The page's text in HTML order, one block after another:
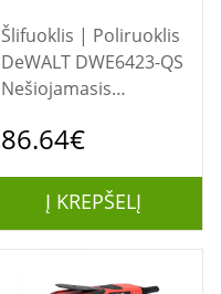
Šlifuoklis | Poliruoklis
DeWALT DWE6423-QS
Nešiojamasis
šlifuoklis 12000 OPM
86.64€
Į KREPŠELĮ